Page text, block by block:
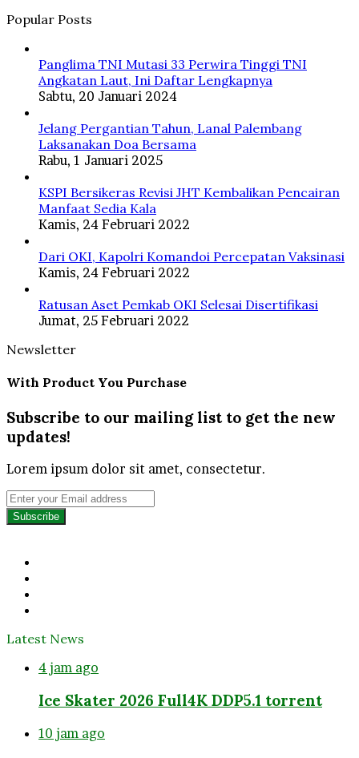
Popular Posts
Panglima TNI Mutasi 33 Perwira Tinggi TNI
Angkatan Laut, Ini Daftar Lengkapnya
Sabtu, 20 Januari 2024
Jelang Pergantian Tahun, Lanal Palembang
Laksanakan Doa Bersama
Rabu, 1 Januari 2025
KSPI Bersikeras Revisi JHT Kembalikan Pencairan
Manfaat Sedia Kala
Kamis, 24 Februari 2022
Dari OKI, Kapolri Komandoi Percepatan Vaksinasi
Kamis, 24 Februari 2022
Ratusan Aset Pemkab OKI Selesai Disertifikasi
Jumat, 25 Februari 2022
Newsletter
With Product You Purchase
Subscribe to our mailing list to get the new
updates!
Lorem ipsum dolor sit amet, consectetur.
Enter
your
Email
Latest News
4 jam ago
Ice Skater 2026 Full4K DDP5.1 torrent
10 jam ago